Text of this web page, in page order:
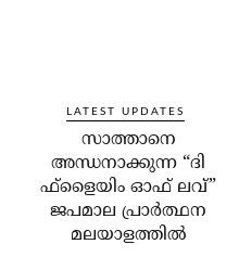
LATEST UPDATES
സാത്താനെ
അന്ധനാക്കുന്ന “ദി
ഫ്‌ളൈയിം ഓഫ് ലവ്”
ജപമാല പ്രാർത്ഥന
മലയാളത്തിൽ